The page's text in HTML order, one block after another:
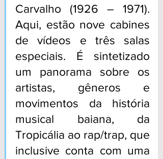
Carvalho (1926 – 1971).
Aqui, estão nove cabines
de vídeos e três salas
especiais. É sintetizado
um panorama sobre os
artistas, gêneros e
movimentos da história
musical baiana, da
Tropicália ao rap/trap, que
inclusive conta com uma